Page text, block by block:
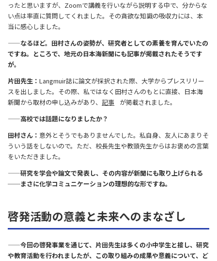
ったと思いますが、Zoomで講義を行いながら説明する中で、分からな
い点は率直に質問してくれました。その貪欲な知識の吸収力には、本
当に感心しました。
——なるほど。田村さんの姿勢が、研究者としての素養を育んでいたの
ですね。ところで、地元の日本海新聞にも記事が掲載されたそうです
が。
片田先生：Langmuir誌に論文が採択された際、大学からプレスリリー
スを出しました。その際、私ではなく田村さんのもとに直接、日本海
新聞から取材の申し込みがあり、記事
が掲載されました。
——高校では話題になりましたか？
田村さん： 意外とそうでもありませんでした。私自身、友人にあまりそ
ういう話をしないので。ただ、校長先生や教頭先生からはお褒めの言葉
をいただきました。
——研究を学会や論文で発表し、その内容が新聞にも取り上げられる
──まさに化学コミュニケーションの理想的な形ですね。
啓発活動の意義と未来へのまなざし
——今回の啓発事業を通じて、片田先生は多くの小中学生と接し、研究
や教育活動を行われましたが、この取り組みの成果や意義について、ど